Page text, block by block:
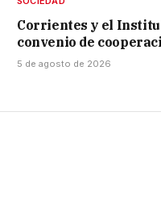
Corrientes y el
convenio de
5 de agosto de 2026